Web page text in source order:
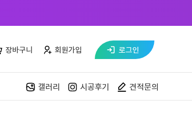
장바구니 회원가입 로그인
갤러리 시공후기 견적문의